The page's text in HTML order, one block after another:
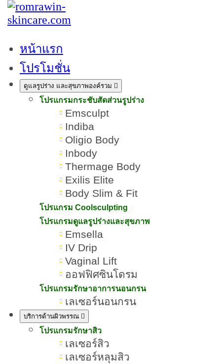
หน้าแรก
โปรโมชั่น
ดูแลรูปร่าง และสุขภาพองค์รวม
โปรแกรมกระชับสัดส่วนรูปร่าง
Emsculpt
Indiba
Oligio Body
Inbody
Thermage Body
Exilis Elite
Body Slim & Fit
โปรแกรม Coolsculpting
โปรแกรมดูแลรูปร่างและสุขภาพ
Emsella
IV Drip
Vaginal Lift
ออฟฟิศซินโดรม
โปรแกรมรักษาอาการนอนกรน
เลเซอร์นอนกรน
บริการด้านผิวพรรณ
โปรแกรมรักษาสิว
เลเซอร์สิว
เลเซอร์หลุมสิว
เป็นสิวที่คาง ไม่มีหัว เกิดจาก
อะไร? รวมวิธีรักษาให้หายขาด
ทีมผู้เชี่ยวชาญ ROMRAWIN CLINIC
เป็นสิวที่คาง ไม่มีหัว
Romrawin
»
โปรแกรม
รักษาสิว
»
จากอะไร? สาเหตุและวิธี
รักษา